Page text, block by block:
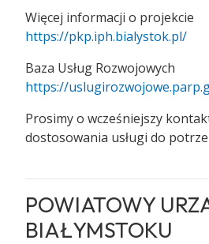
Więcej informacji o projekcie
https://pkp.iph.bialystok.pl/
Baza Usług Rozwojowych
https://
Prosimy o wcześniejszy
dostosowania usługi do
POWIATOWY
BIAŁYMSTOKU